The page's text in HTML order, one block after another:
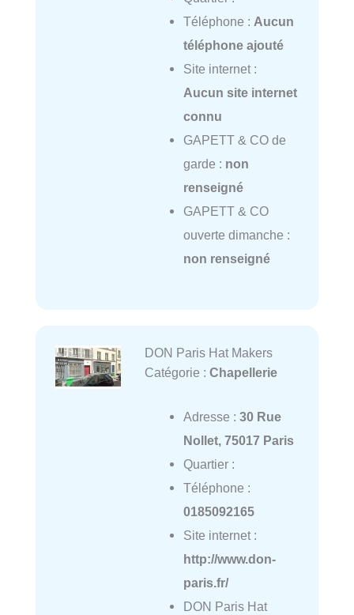
Téléphone : Aucun
téléphone ajouté
Site internet :
Aucun site internet
connu
GAPETT & CO de
garde : non
renseigné
GAPETT & CO
ouverte dimanche :
non renseigné
DON Paris Hat Makers
Catégorie : Chapellerie
Adresse : 30 Rue
Nollet, 75017 Paris
Quartier :
Téléphone :
0185092165
Site internet :
http://www.don-
paris.fr/
DON Paris Hat